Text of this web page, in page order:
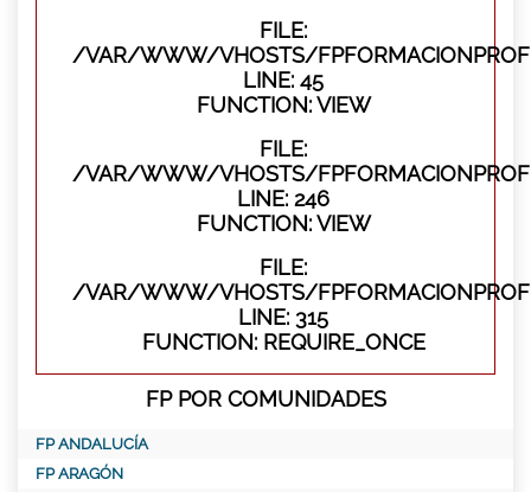
FILE:
/VAR/WWW/VHOSTS/
LINE: 45
FUNCTION: VIEW
FILE:
/VAR/WWW/VHOSTS/
LINE: 246
FUNCTION: VIEW
FILE:
/VAR/WWW/VHOSTS/
LINE: 315
FUNCTION: REQUIRE_ONCE
FP POR COMUNIDADES
FP ANDALUCÍA
FP ARAGÓN